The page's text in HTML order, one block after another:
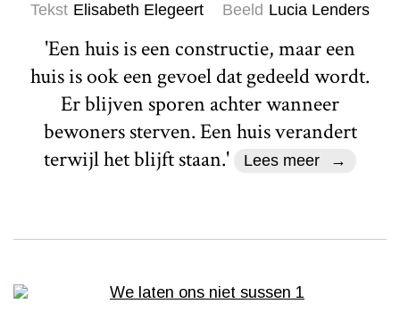
Tekst Elisabeth Elegeert Beeld Lucia Lenders
'Een huis is een constructie, maar een
huis is ook een gevoel dat gedeeld wordt.
Er blijven sporen achter wanneer
bewoners sterven. Een huis verandert
terwijl het blijft staan.'
Lees meer